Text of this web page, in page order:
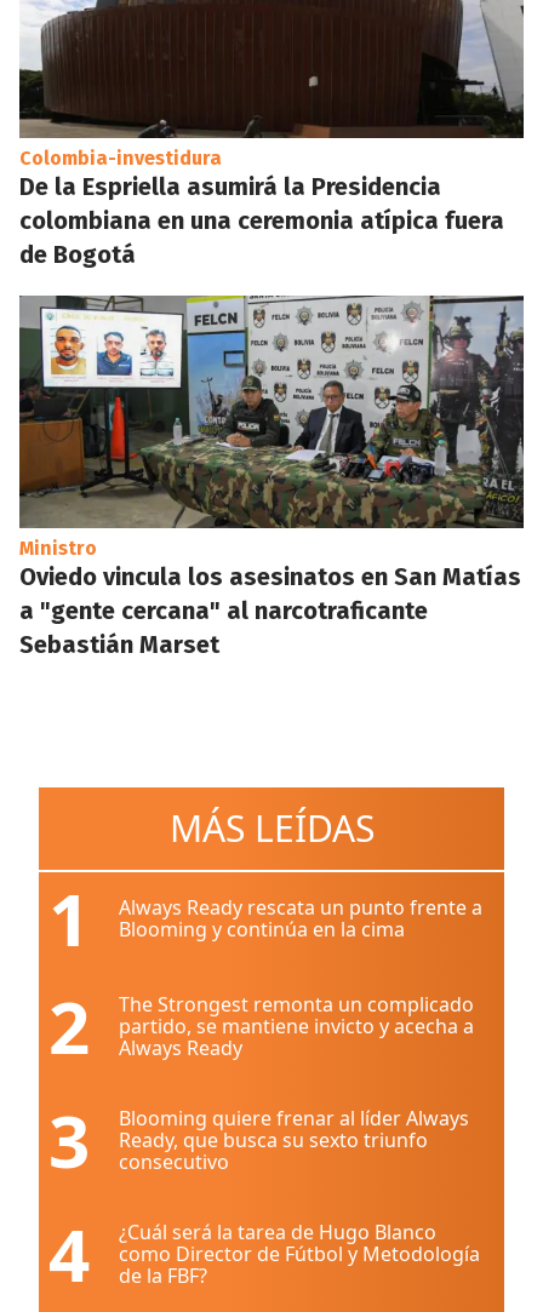
Colombia-investidura
De la Espriella asumirá la Presidencia
colombiana en una ceremonia atípica fuera
de Bogotá
Ministro
Oviedo vincula los asesinatos en San Matías
a "gente cercana" al narcotraficante
Sebastián Marset
MÁS LEÍDAS
1
Always Ready rescata un punto frente a
Blooming y continúa en la cima
2
The Strongest remonta un complicado
partido, se mantiene invicto y acecha a
Always Ready
3
Blooming quiere frenar al líder Always
Ready, que busca su sexto triunfo
consecutivo
4
¿Cuál será la tarea de Hugo Blanco
como Director de Fútbol y Metodología
de la FBF?